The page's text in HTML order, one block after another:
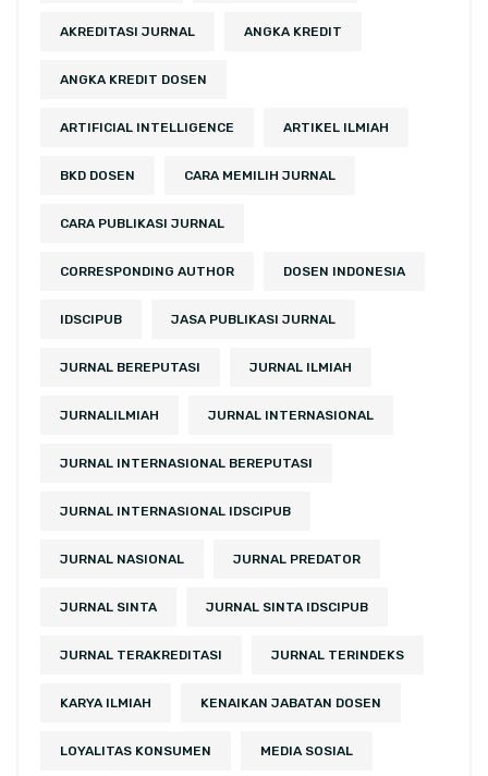
AKREDITASI JURNAL ANGKA KREDIT
ANGKA KREDIT DOSEN
ARTIFICIAL INTELLIGENCE ARTIKEL ILMIAH
BKD DOSEN CARA MEMILIH JURNAL
CARA PUBLIKASI JURNAL
CORRESPONDING AUTHOR DOSEN INDONESIA
IDSCIPUB JASA PUBLIKASI JURNAL
JURNAL BEREPUTASI JURNAL ILMIAH
JURNALILMIAH JURNAL INTERNASIONAL
JURNAL INTERNASIONAL BEREPUTASI
JURNAL INTERNASIONAL IDSCIPUB
JURNAL NASIONAL JURNAL PREDATOR
JURNAL SINTA JURNAL SINTA IDSCIPUB
JURNAL TERAKREDITASI JURNAL TERINDEKS
KARYA ILMIAH KENAIKAN JABATAN DOSEN
LOYALITAS KONSUMEN MEDIA SOSIAL